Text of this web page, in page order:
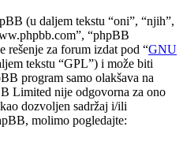
(u daljem tekstu “oni”, “njih”,
“phpBB
za forum izdat pod “GNU
tekstu “GPL”) i može biti
program samo olakšava na
Limited nije odgovorna za ono
dozvoljen sadržaj i/ili
molimo pogledajte: